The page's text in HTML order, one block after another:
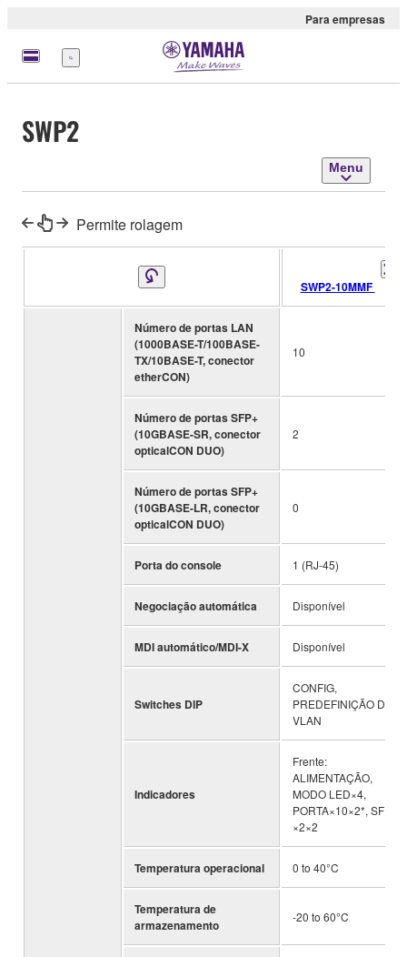
Para empresas
Menu
SWP2
Menu
Permite rolagem
SWP2-10MMF
Número de portas LAN
(1000BASE-T/100BASE-
TX/10BASE-T, conector
etherCON)
10
Número de portas SFP+
(10GBASE-SR, conector
opticalCON DUO)
2
Número de portas SFP+
(10GBASE-LR, conector
opticalCON DUO)
0
Porta do console 1 (RJ-45)
Negociação automática Disponível
MDI automático/MDI-X Disponível
Switches DIP
CONFIG,
PREDEFINIÇÃO DE
VLAN
Indicadores
Frente:
ALIMENTAÇÃO,
MODO LED×4,
PORTA×10×2*, SFP+
×2×2
Temperatura operacional 0 to 40°C
Temperatura de
armazenamento
-20 to 60°C